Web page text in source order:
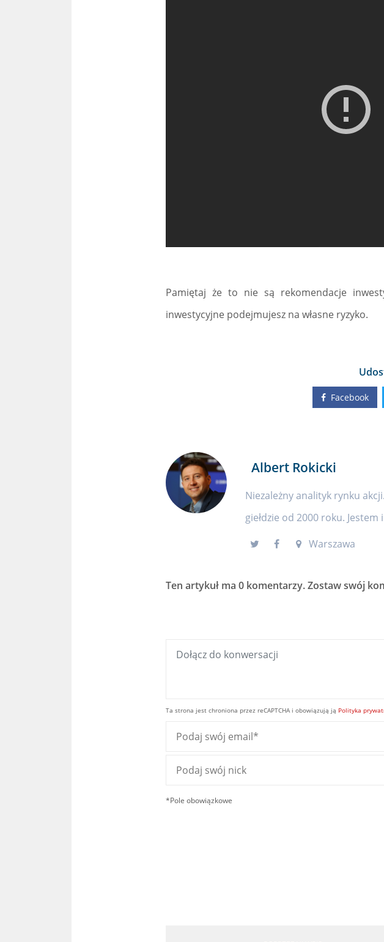
Pamiętaj że to nie są rekomendacje
inwestycyjne podejmujesz na własne ryzyko.
Facebook
Albert Rokicki
Niezależny analityk rynku
giełdzie od 2000 roku.
Warszawa
Ten artykuł ma 0 komentarzy. Zostaw swój
Ta strona jest chroniona przez reCAPTCHA i obowiązują ją Polityka
*Pole obowiązkowe